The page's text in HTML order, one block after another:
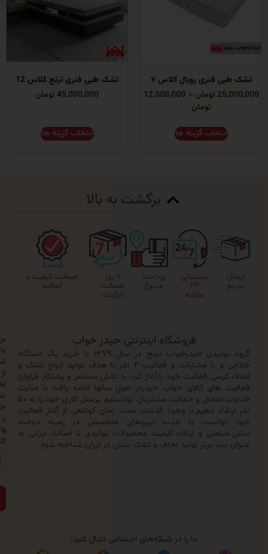
فنری رویال کلاس ۷
–
12,000,000
انتخاب گزینه ها
تشک طبی فنری ترنج کلاس 12
45,000,000 تومان
انتخاب گزینه ها
برگشت به بالا
پشتیبانی
۲۴
پرداخت
متنوع
۷ روز
ضمانت
ضمانت کیفیت و
اصالت
فروشگاه اینترنتی حیدر خواب
گروه تولیدی حیدرخواب ترنج در سال ۱۳۷۹ با خرید یک دستگاه
حلاجی و با مشارکت و فعالیت ۲ نفر با هدف تولید انواع تشک و
فعالیت خود را آغاز کرد، با تلاش مستمر و پشتکار فراوان
های کالای خواب حیدردر طول سالها ادامه یافت با عنایت
خداوند متعال و حمایت مشتریان توانستیم پرسنل کاری خود را به ۵۰
دهیم.با وجود گذشت مدت زمان کوتاهی از آغاز فعالیت
با جذب نیروهای متخصص در زمینه دوخت
و ارتقاء کیفیت محصولات تولیدی با اصالت ایرانی به
برتر تولید لحاف و تشک سنتی در ایران شناخته شود.
باخبر
شدن
از
تخفیف‌ها
شماره
خود
وارد
کنید:
ما را در شبکه‌های اجتماعی دنبال کنید: